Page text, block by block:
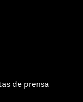
de prensa